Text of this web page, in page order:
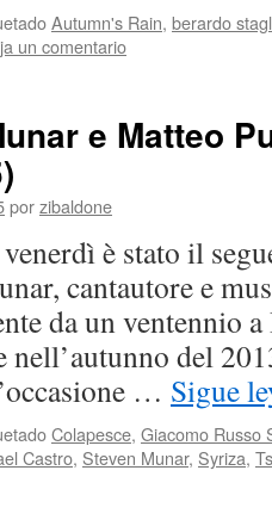
Autumn's Rain, berardo
un comentario
e Matteo
porzibaldone
è stato il
cantautore e
da un ventennio a
nell’autunno del
… Sigue
Colapesce, Giacomo Russo
Castro, Steven Munar, Syriza,